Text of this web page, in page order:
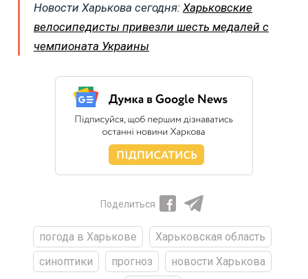
Новости Харькова сегодня: Харьковские
велосипедисты привезли шесть медалей с
чемпионата Украины
Поделиться
погода в Харькове
Харьковская область
синоптики
прогноз
новости Харькова